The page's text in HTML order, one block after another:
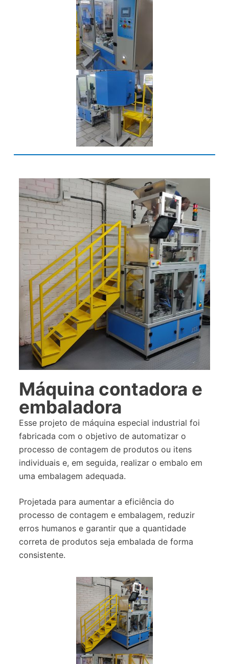
Máquina contadora e
embaladora
Esse projeto de máquina especial industrial foi
fabricada com o objetivo de automatizar o
processo de contagem de produtos ou itens
individuais e, em seguida, realizar o embalo em
uma embalagem adequada.
Projetada para aumentar a eficiência do
processo de contagem e embalagem, reduzir
erros humanos e garantir que a quantidade
correta de produtos seja embalada de forma
consistente.